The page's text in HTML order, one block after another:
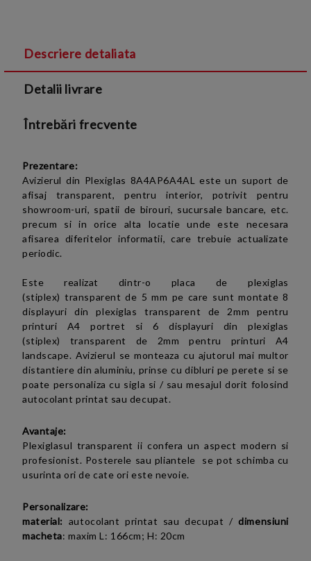
Politica de confidentialitate
Descriere detaliata
Detalii livrare
Întrebări frecvente
Prezentare:
Avizierul din Plexiglas 8A4AP6A4ALeste un suport de
afisaj transparent, pentru interior, potrivit pentru
showroom-uri, spatii de birouri, sucursale bancare, etc.
precum si in orice alta locatie unde este necesara
afisarea diferitelor informatii,care trebuie actualizate
periodic.
Este realizat dintr-o placa de plexiglas
(stiplex)transparent de 5 mm pe care sunt montate 8
displayuridin plexiglas transparent de 2mm pentru
printuri A4 portret si6 displayuri din plexiglas
(stiplex) transparent de 2mm pentru printuri A4
landscape.Avizierul se monteaza cu ajutorul mai multor
distantiere din aluminiu, prinse cu dibluri pe perete si se
poate personaliza cu sigla si / sau mesajul dorit folosind
autocolant printat sau decupat.
Avantaje:
Plexiglasul transparent ii confera un aspect modern si
profesionist. Posterele sau pliantele se pot schimba cu
usurinta ori de cate ori este nevoie.
Personalizare:
material: autocolant printat sau decupat /dimensiuni
macheta: maxim L: 166cm; H: 20cm